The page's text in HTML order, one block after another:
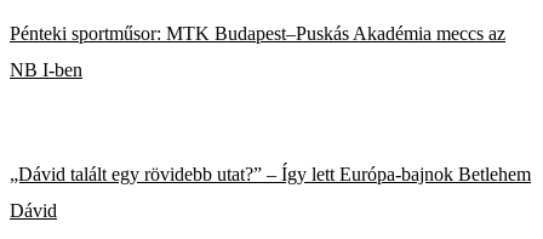
Pénteki sportműsor: MTK Budapest–Puskás Akadémia meccs az
NB I-ben
„Dávid talált egy rövidebb utat?” – Így lett Európa-bajnok Betlehem
Dávid